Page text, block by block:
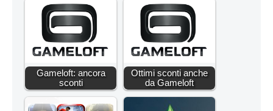
Gameloft: ancora
sconti
Ottimi sconti anche
da Gameloft